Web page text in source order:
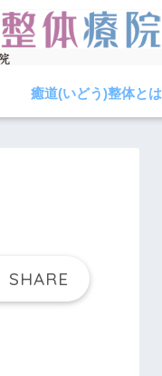
癒道(いどう)整体とは